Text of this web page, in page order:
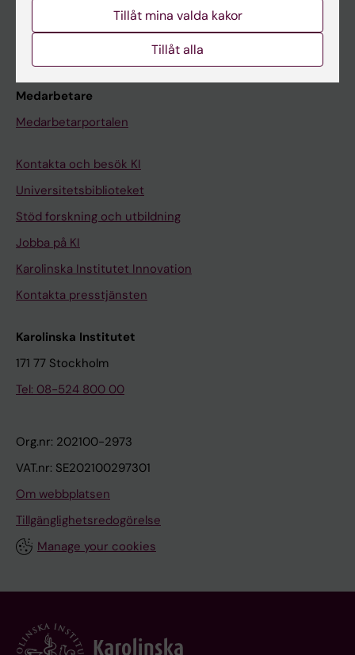
Kurs- och programwebbar
Medarbetare
Medarbetarportalen
Kontakta och besök KI
Universitetsbiblioteket
Stöd forskning och utbildning
Jobba på KI
Karolinska Institutet Innovation
Kontakta presstjänsten
Karolinska Institutet
171 77 Stockholm
Tel: 08-524 800 00
Org.nr: 202100-2973
VAT.nr: SE202100297301
Om webbplatsen
Tillgänglighetsredogörelse
Manage your cookies
Tillåt mina valda kakor
Tillåt alla